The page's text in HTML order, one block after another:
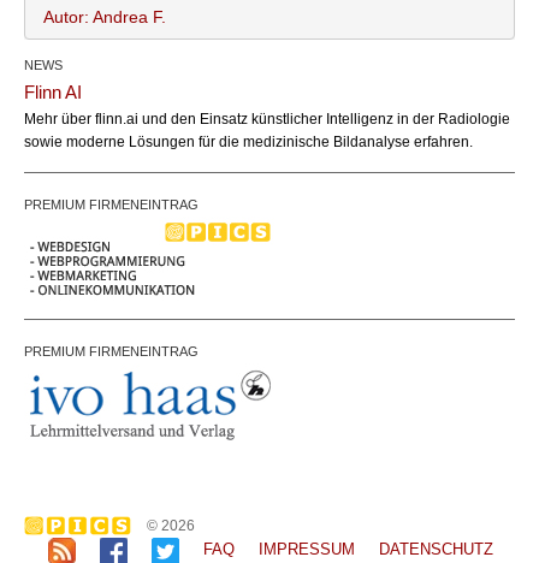
Autor: Andrea F.
NEWS
Flinn AI
Mehr über flinn.ai und den Einsatz künstlicher Intelligenz in der Radiologie
sowie moderne Lösungen für die medizinische Bildanalyse erfahren.
PREMIUM FIRMENEINTRAG
PREMIUM FIRMENEINTRAG
© 2026
FAQ IMPRESSUM DATENSCHUTZ